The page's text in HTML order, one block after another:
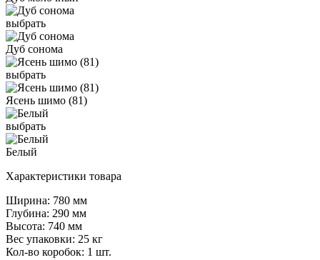
выбрать
Дуб сонома
выбрать
Ясень шимо (81)
выбрать
Белый
Характеристики товара
Ширина: 780 мм
Глубина: 290 мм
Высота: 740 мм
Вес упаковки: 25 кг
Кол-во коробок: 1 шт.